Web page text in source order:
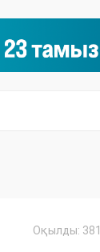
Оқылды: 381